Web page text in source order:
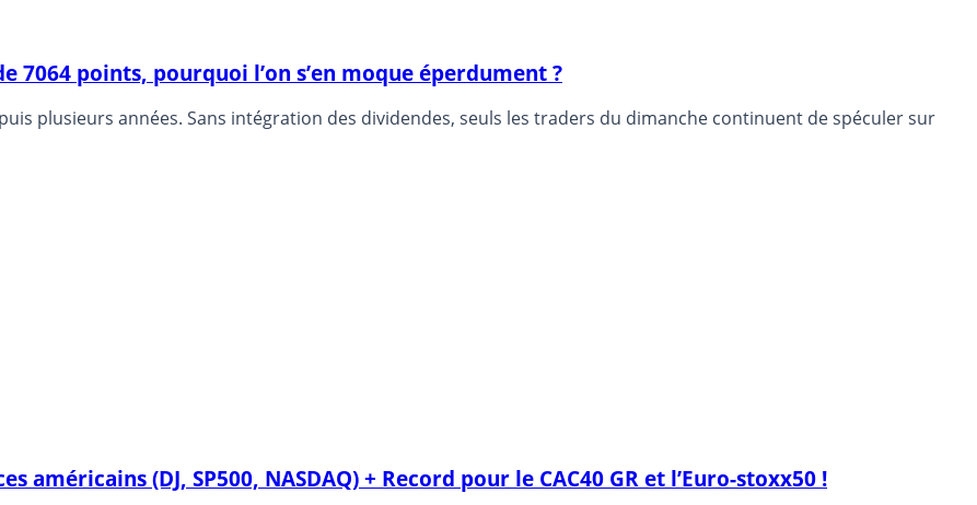
7064 points, pourquoi l’on s’en moque éperdument ?
plusieurs années. Sans intégration des dividendes, seuls les traders du dimanche continuent de spéculer sur
américains (DJ, SP500, NASDAQ) + Record pour le CAC40 GR et l’Euro-stoxx50 !